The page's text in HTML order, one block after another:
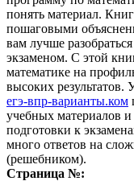
понять материал.
пошаговыми
вам лучше
экзаменом. С этой
математике на
высоких результатов.
егэ-впр-варианты.ком
учебных материалов
подготовки к
много ответов на
(решебником).
Страница №: